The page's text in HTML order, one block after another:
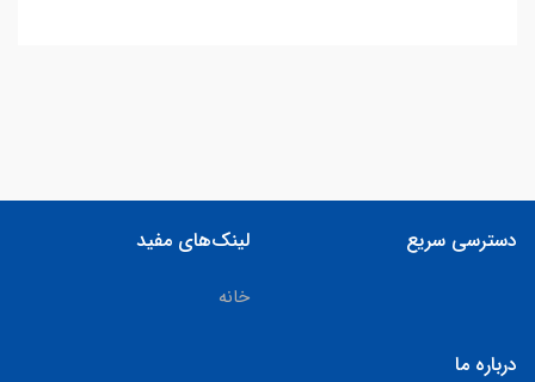
دسترسی سریع لینک‌های مفید
خانه
درباره ما